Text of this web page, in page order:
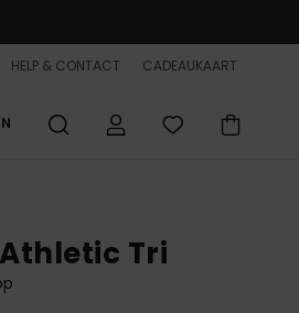
HELP & CONTACT CADEAUKAART
Tri